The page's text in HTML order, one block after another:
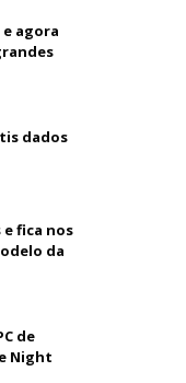
agora
dados
e fica nos
da
de
Night